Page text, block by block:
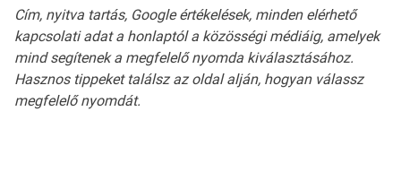
Cím, nyitva tartás, Google értékelések, minden elérhető
kapcsolati adat a honlaptól a közösségi médiáig, amelyek
mind segítenek a megfelelő nyomda kiválasztásához.
Hasznos tippeket találsz az oldal alján, hogyan válassz
megfelelő nyomdát.